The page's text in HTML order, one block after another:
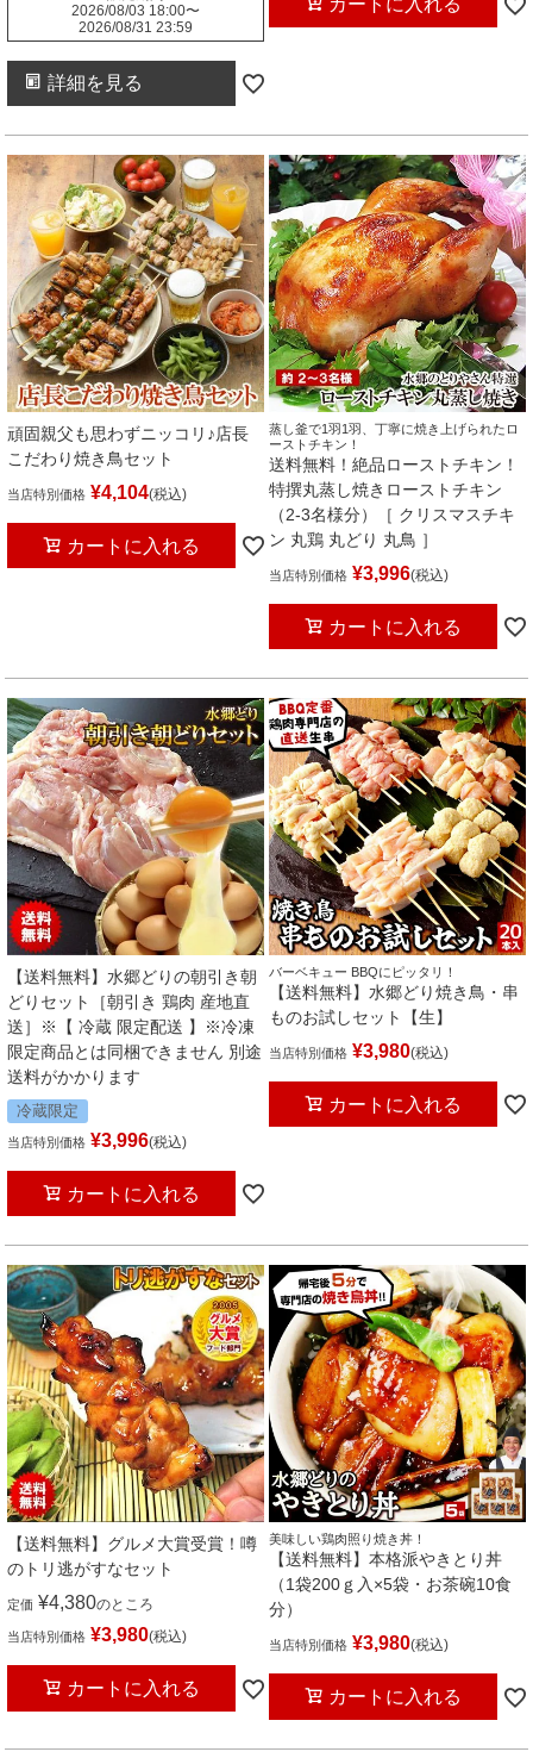
2026/08/03 18:00〜
2026/08/31 23:59
詳細を見る
カートに入れる
頑固親父も思わずニッコリ♪店長
こだわり焼き鳥セット
当店特別価格 ¥4,104 税込
カートに入れる
蒸し釜で1羽1羽、丁寧に焼き上げられたロ
ーストチキン！
送料無料！絶品ローストチキン！
特撰丸蒸し焼きローストチキン
（2-3名様分）［ クリスマスチキ
ン 丸鶏 丸どり 丸鳥 ］
当店特別価格 ¥3,996 税込
カートに入れる
【送料無料】水郷どりの朝引き朝
どりセット［朝引き 鶏肉 産地直
送］※【 冷蔵 限定配送 】※冷凍
限定商品とは同梱できません 別途
送料がかかります
冷蔵限定
当店特別価格 ¥3,996 税込
カートに入れる
バーベキュー BBQにピッタリ！
【送料無料】水郷どり焼き鳥・串
ものお試しセット【生】
当店特別価格 ¥3,980 税込
カートに入れる
【送料無料】グルメ大賞受賞！噂
のトリ逃がすなセット
定価 ¥4,380のところ
当店特別価格 ¥3,980 税込
カートに入れる
美味しい鶏肉照り焼き丼！
【送料無料】本格派やきとり丼
（1袋200ｇ入×5袋・お茶碗10食
分）
当店特別価格 ¥3,980 税込
カートに入れる